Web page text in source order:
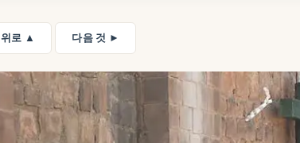
위로 ▲ 다음 것 ►